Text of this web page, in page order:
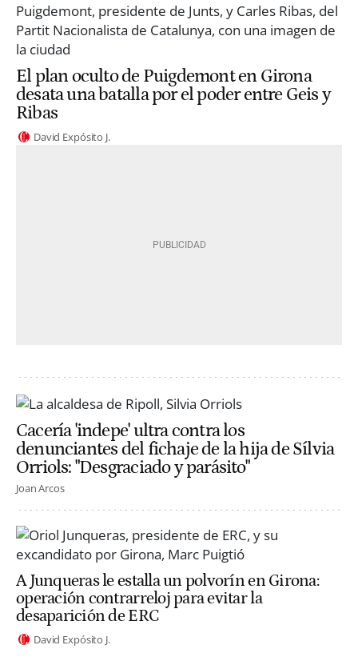
El plan oculto de Puigdemont en Girona
desata una batalla por el poder entre Geis y
Ribas
David Expósito J.
Cacería 'indepe' ultra contra los
denunciantes del fichaje de la hija de Sílvia
Orriols: "Desgraciado y parásito"
Joan Arcos
A Junqueras le estalla un polvorín en Girona:
operación contrarreloj para evitar la
desaparición de ERC
David Expósito J.